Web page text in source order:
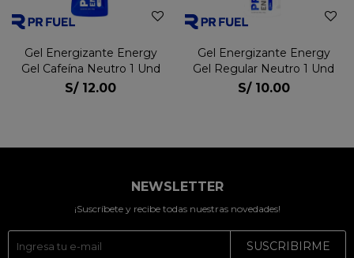
Gel Energizante Energy
Gel Cafeína Neutro 1 Und
S/ 12.00
Gel Energizante Energy
Gel Regular Neutro 1 Und
S/ 10.00
NEWSLETTER
¡Suscríbete y recibe todas nuestras novedades!
SUSCRIBIRME